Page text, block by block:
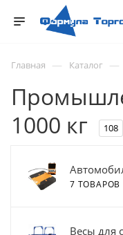
Главная — Каталог —
1000 кг
108
7 ТОВАРОВ
Весы для